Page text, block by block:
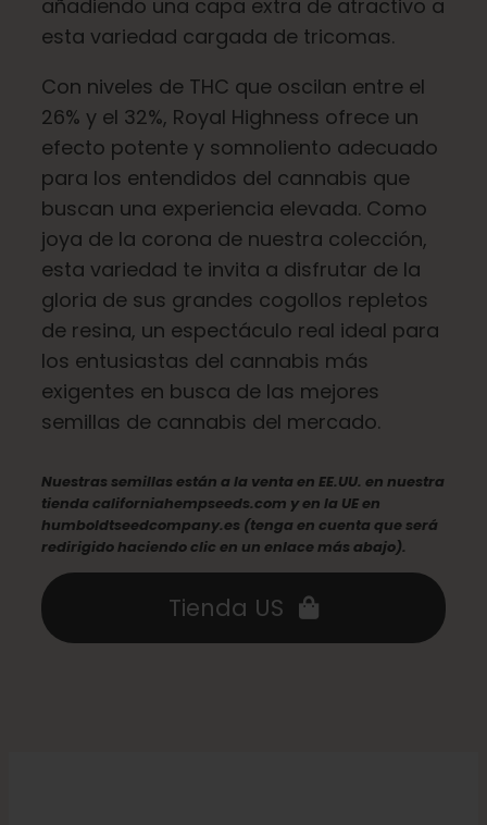
añadiendo una capa extra de atractivo a
esta variedad cargada de tricomas.
Con niveles de THC que oscilan entre el
26% y el 32%, Royal Highness ofrece un
efecto potente y somnoliento adecuado
para los entendidos del cannabis que
buscan una experiencia elevada. Como
joya de la corona de nuestra colección,
esta variedad te invita a disfrutar de la
gloria de sus grandes cogollos repletos
de resina, un espectáculo real ideal para
los entusiastas del cannabis más
exigentes en busca de las mejores
semillas de cannabis del mercado.
Nuestras semillas están a la venta en EE.UU. en nuestra
tienda californiahempseeds.com y en la UE en
humboldtseedcompany.es (tenga en cuenta que será
redirigido haciendo clic en un enlace más abajo).
Tienda US